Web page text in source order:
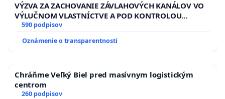
VÝZVA ZA ZACHOVANIE ZÁVLAHOVÝCH KANÁLOV VO
VÝLUČNOM VLASTNÍCTVE A POD KONTROLOU
SLOVENSKEJ REPUBLIKY & žiadosť na riešenie
zanedbaného stavu závlahových a odvodňovacích
kanálov na Slovensku
590 podpisov
Oznámenie o transparentnosti
Chráňme Veľký Biel pred masívnym logistickým
centrom
260 podpisov